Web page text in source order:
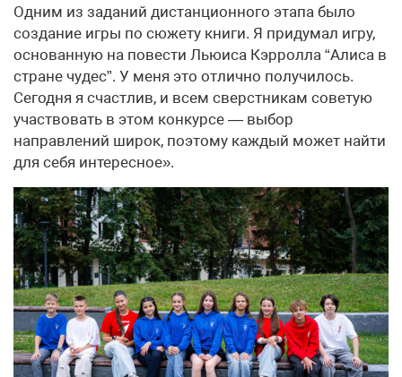
Одним из заданий дистанционного этапа было
создание игры по сюжету книги. Я придумал игру,
основанную на повести Льюиса Кэрролла “Алиса в
стране чудес”. У меня это отлично получилось.
Сегодня я счастлив, и всем сверстникам советую
участвовать в этом конкурсе — выбор
направлений широк, поэтому каждый может найти
для себя интересное».